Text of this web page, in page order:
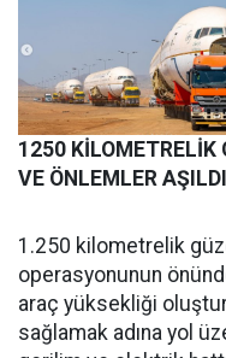
1250 KİLOMETRELİK
VE ÖNLEMLER
1.250 kilometrelik
operasyonunun
araç yüksekliği
sağlamak adına yol